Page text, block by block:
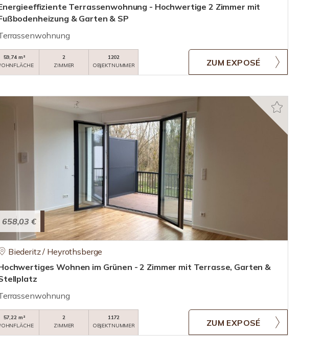
Terrassenwohnung - Hochwertige 2 Zimmer mit
& Garten & SP
59,74 m²
2
ZIMMER
1202
OBJEKTNUMMER
ZUM EXPOSÉ
658,03 €
Biederitz / Heyrothsberge
Wohnen im Grünen - 2 Zimmer mit Terrasse, Garten &
57,22 m²
2
ZIMMER
1172
OBJEKTNUMMER
ZUM EXPOSÉ